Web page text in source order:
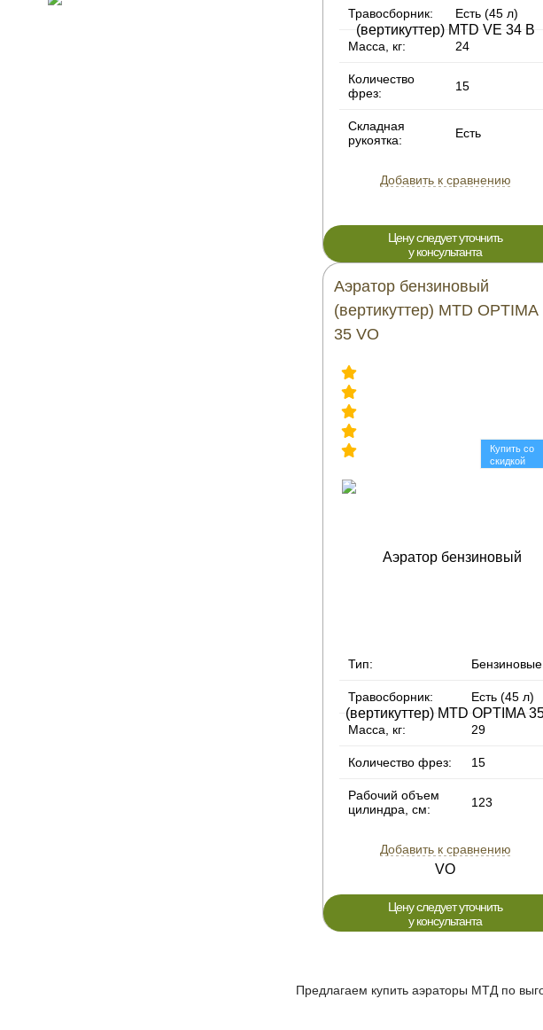
Травосборник: Есть (45 л)
Масса, кг: 24
Количество
фрез:
15
Складная
рукоятка:
Есть
Добавить к сравнению
Цену следует уточнить
у консультанта
Аэратор бензиновый
(вертикуттер) MTD OPTIMA
35 VO
Купить со
скидкой
Тип: Бензиновые
Травосборник: Есть (45 л)
Масса, кг: 29
Количество фрез: 15
Рабочий объем
цилиндра, см:
123
Добавить к сравнению
Цену следует уточнить
у консультанта
Предлагаем купить аэраторы МТД по